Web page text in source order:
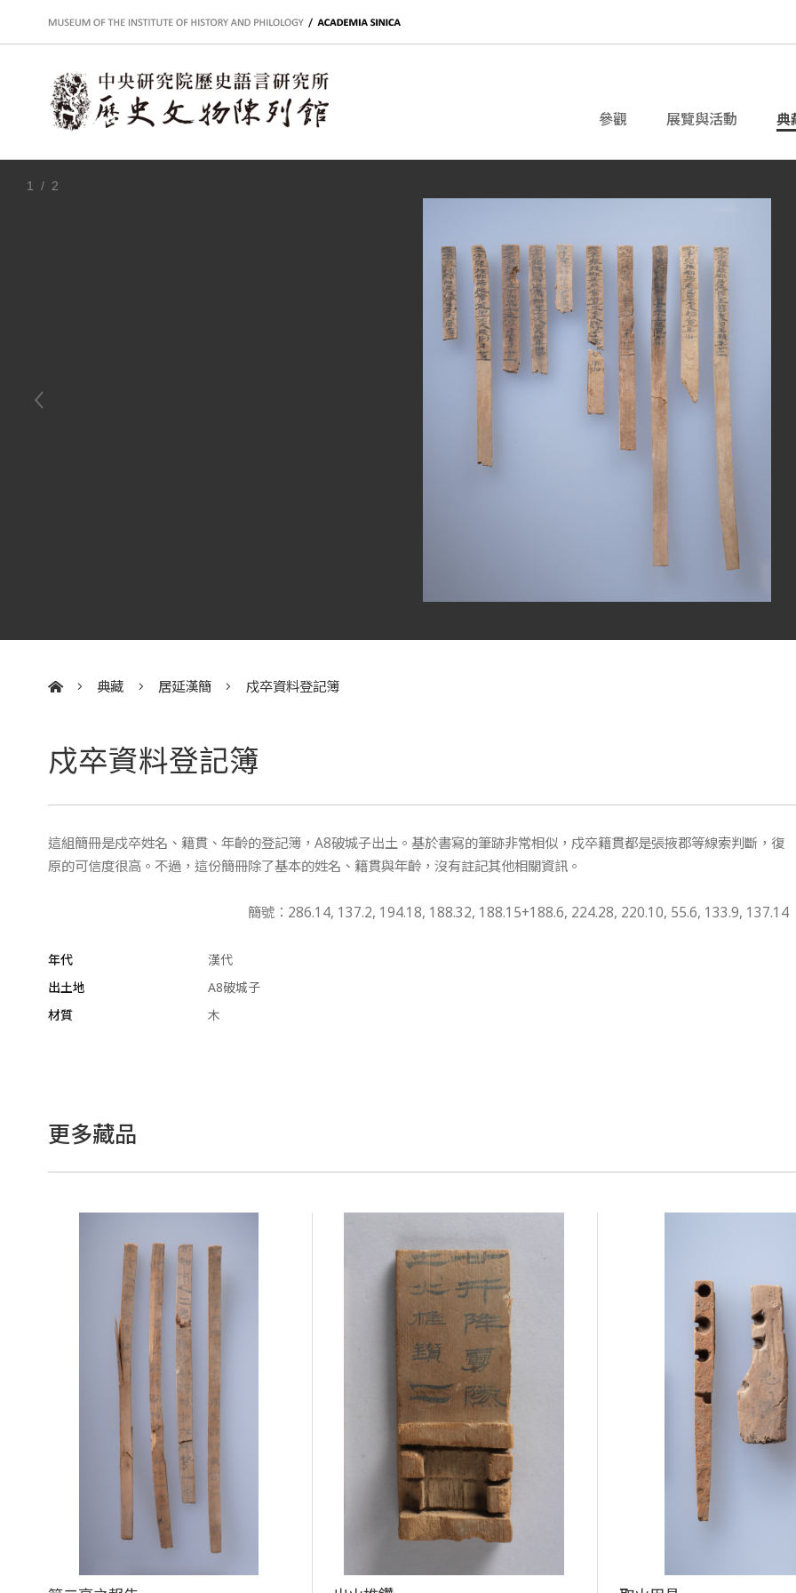
:::
參觀 展覽與活動 典
1 / 2
典藏 居延漢簡 戍卒資料登記簿
戍卒資料登記簿
這組簡冊是戍卒姓名、籍貫、年齡的登記簿，A8破城子出土。基於書寫的筆跡非常相似，戍卒籍貫都是張掖郡等線索判斷，復
原的可信度很高。不過，這份簡冊除了基本的姓名、籍貫與年齡，沒有註記其他相關資訊。
簡號：286.14, 137.2, 194.18, 188.32, 188.15+188.6, 224.28, 220.10, 55.6, 133.9, 137.14
年代
漢代
出土地
A8破城子
材質
木
更多藏品